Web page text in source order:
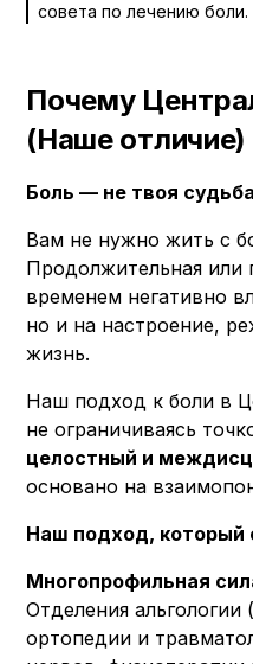
совета по лечению боли.
Почему
(Наше отличие)
Боль — не твоя судьба
Вам не нужно жить с
Продолжительная или
временем негативно
но и на настроение,
жизнь.
Наш подход к боли в
не ограничиваясь
целостный и
основано на
Наш подход, который
Многопрофильная
Отделения альгологии
ортопедии и